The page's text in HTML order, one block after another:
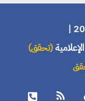
(تحقق)
‫TikTok ملخص